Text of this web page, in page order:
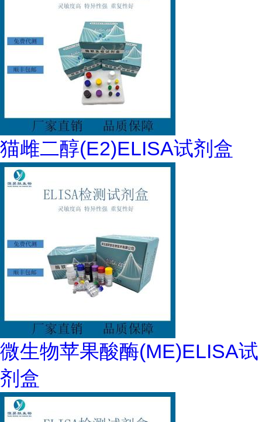
猫雌二醇(E2)ELISA试剂盒
微生物苹果酸酶(ME)ELISA试
剂盒